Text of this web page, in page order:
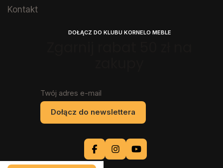
Kontakt
DOŁĄCZ DO KLUBU KORNELO MEBLE
Twój adres e-mail
Dołącz do newslettera